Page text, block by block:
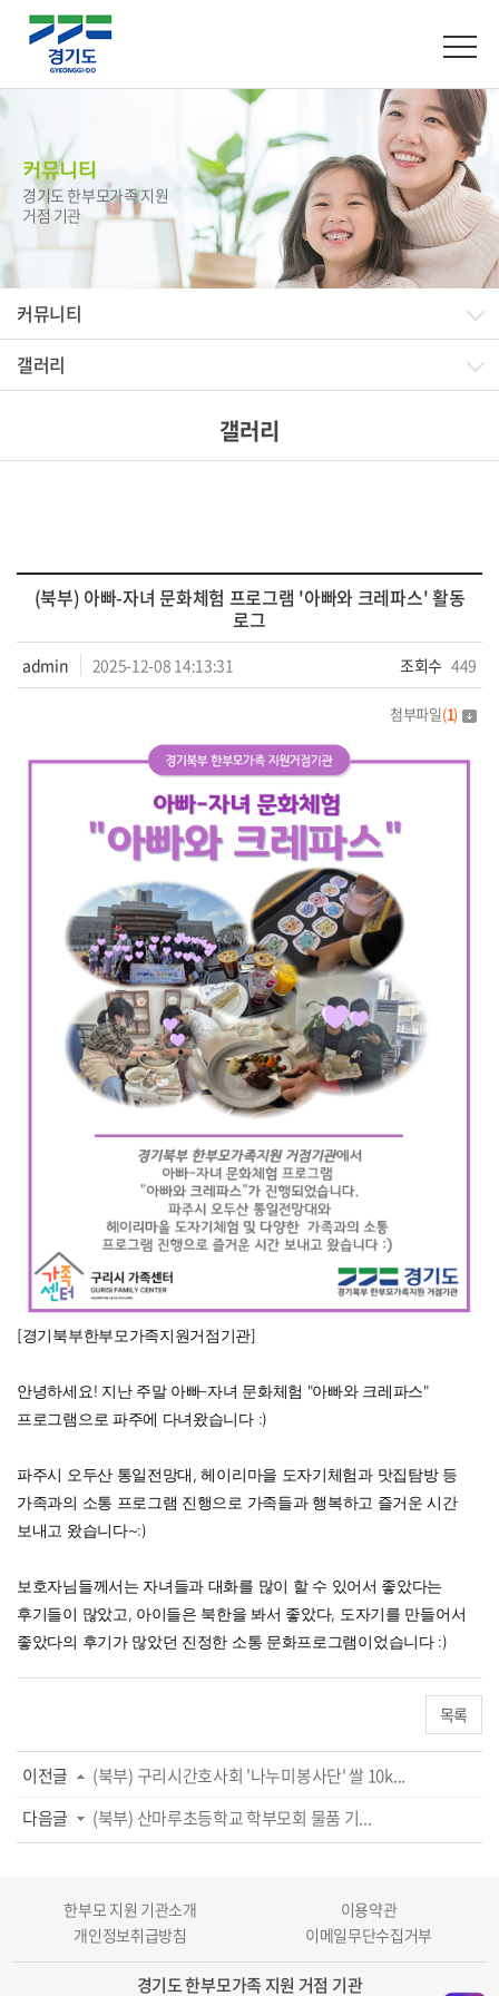
커뮤니티
경기도 한부모가족 지원
거점 기관
커뮤니티
갤러리
갤러리
(북부) 아빠-자녀 문화체험 프로그램 '아빠와 크레파스' 활동
로그
admin 2025-12-08 14:13:31 조회수 449
첨부파일(1)
[경기북부한부모가족지원거점기관]
안녕하세요! 지난 주말 아빠-자녀 문화체험 "아빠와 크레파스"
프로그램으로 파주에 다녀왔습니다 :)
파주시 오두산 통일전망대, 헤이리마을 도자기체험과 맛집탐방 등
가족과의 소통 프로그램 진행으로 가족들과 행복하고 즐거운 시간
보내고 왔습니다~:)
보호자님들께서는 자녀들과 대화를 많이 할 수 있어서 좋았다는
후기들이 많았고, 아이들은 북한을 봐서 좋았다, 도자기를 만들어서
좋았다의 후기가 많았던 진정한 소통 문화프로그램이었습니다 :)
목록
이전글
(북부) 구리시간호사회 '나누미봉사단' 쌀 10k...
다음글
(북부) 산마루초등학교 학부모회 물품 기...
한부모 지원 기관소개
이용약관
개인정보취급방침
이메일무단수집거부
경기도 한부모가족 지원 거점 기관